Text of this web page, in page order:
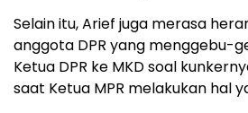
Selain itu, Arief juga merasa
anggota DPR yang menggebu-
Ketua DPR ke MKD soal
saat Ketua MPR melakukan hal